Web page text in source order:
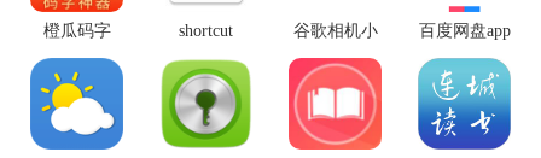
橙瓜码字
shortcut
maker app中
文版
谷歌相机小
米专用版
百度网盘app
最新版